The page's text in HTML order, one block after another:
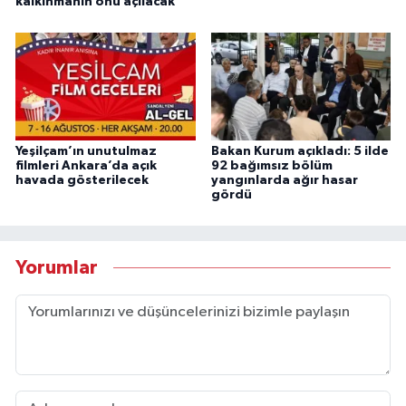
Yeşilçam’ın unutulmaz
filmleri Ankara’da açık
havada gösterilecek
Bakan Kurum açıkladı: 5 ilde
92 bağımsız bölüm
yangınlarda ağır hasar
gördü
Yorumlar